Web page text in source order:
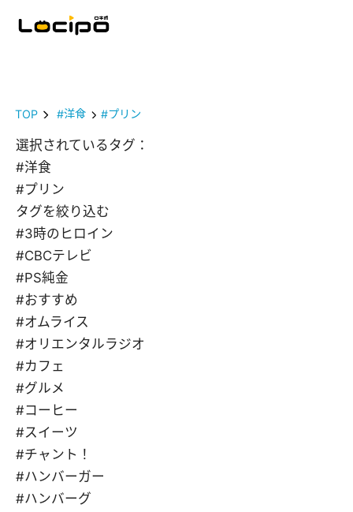
TOP #洋食 #プリン
選択されているタグ：
#洋食
#プリン
タグを絞り込む
#3時のヒロイン
#CBCテレビ
#PS純金
#おすすめ
#オムライス
#オリエンタルラジオ
#カフェ
#グルメ
#コーヒー
#スイーツ
#チャント！
#ハンバーガー
#ハンバーグ